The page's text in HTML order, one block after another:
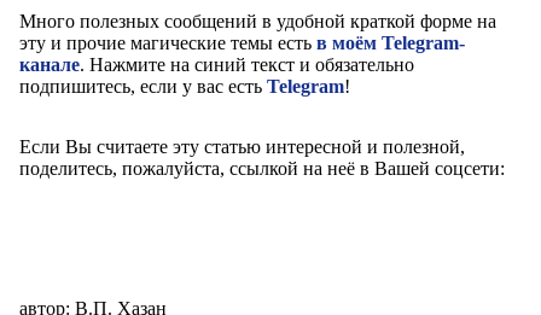
Много полезных сообщений в удобной краткой форме на
эту и прочие магические темы есть в моём Telegram-
канале. Нажмите на синий текст и обязательно
подпишитесь, если у вас есть Telegram!
Если Вы считаете эту статью интересной и полезной,
поделитесь, пожалуйста, ссылкой на неё в Вашей соцсети:
автор: В.П. Хазан